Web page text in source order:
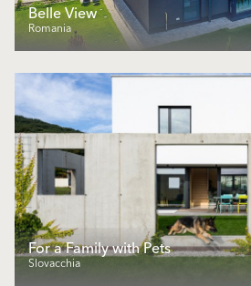
Belle View
Romania
For a Family with Pets
Slovacchia